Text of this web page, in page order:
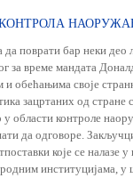
да поврати бар неки део
за време мандата
обећањима своје
зацртаних од стране
у области контроле
да одговоре.
које се налазе
институцијама, у